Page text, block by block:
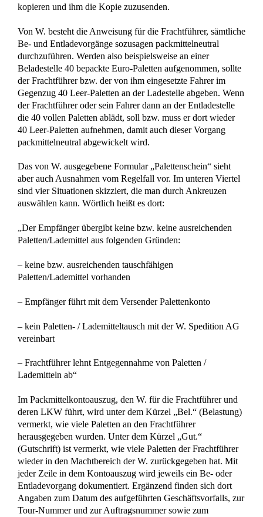
Kundenbetreuung
Unsere Kontaktinformationen
Siegener Str. 104 – 106
D-57223 Kreuztal – Buschhütten
(Kreis Siegen – Wittgenstein)
Telefon: 02732 791079
(Tel. Auskünfte sind unverbindlich!)
Telefax: 02732 791078
E-Mail Anfragen: